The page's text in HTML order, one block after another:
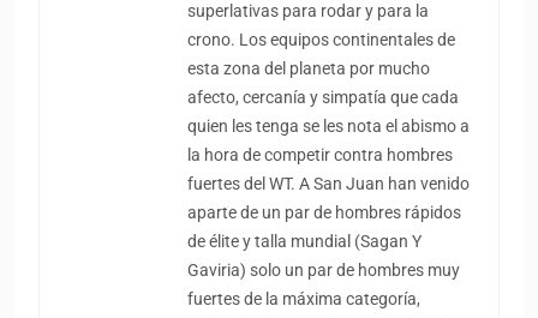
superlativas para rodar y para la
crono. Los equipos continentales de
esta zona del planeta por mucho
afecto, cercanía y simpatía que cada
quien les tenga se les nota el abismo a
la hora de competir contra hombres
fuertes del WT. A San Juan han venido
aparte de un par de hombres rápidos
de élite y talla mundial (Sagan Y
Gaviria) solo un par de hombres muy
fuertes de la máxima categoría,